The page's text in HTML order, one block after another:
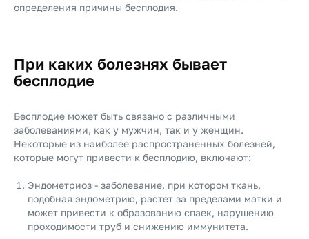
определения причины бесплодия.
При каких болезнях бывает
бесплодие
Бесплодие может быть связано с различными
заболеваниями, как у мужчин, так и у женщин.
Некоторые из наиболее распространенных болезней,
которые могут привести к бесплодию, включают:
Эндометриоз - заболевание, при котором ткань,
подобная эндометрию, растет за пределами матки и
может привести к образованию спаек, нарушению
проходимости труб и снижению иммунитета.